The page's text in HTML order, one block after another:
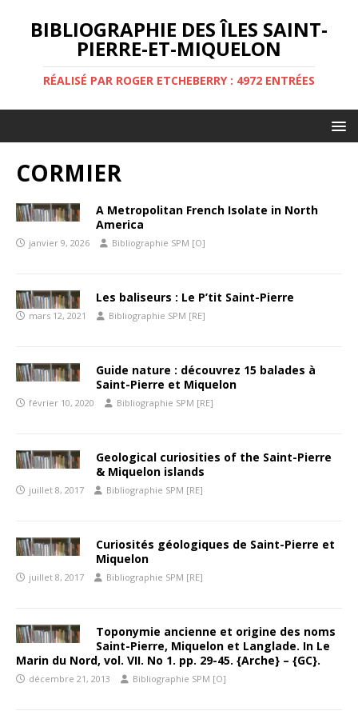
BIBLIOGRAPHIE DES ÎLES SAINT-
PIERRE-ET-MIQUELON
RÉALISÉ PAR ROGER ETCHEBERRY : 4972 ENTRÉES
CORMIER
A Metropolitan French Isolate in North
America
janvier 9, 2026 Bibliographie SPM [O]
Les baliseurs : Le P’tit Saint-Pierre
mars 12, 2021 Bibliographie SPM [RE]
Guide nature : découvrez 15 balades à
Saint-Pierre et Miquelon
février 10, 2020 Bibliographie SPM [RE]
Geological curiosities of the Saint-Pierre
& Miquelon islands
juillet 8, 2017 Bibliographie SPM [RE]
Curiosités géologiques de Saint-Pierre et
Miquelon
juillet 8, 2017 Bibliographie SPM [RE]
Toponymie ancienne et origine des noms
Saint-Pierre, Miquelon et Langlade. In Le
Marin du Nord, vol. VII. No 1. pp. 29-45. {Arche} – {GC}.
décembre 21, 2013 Bibliographie SPM [O]